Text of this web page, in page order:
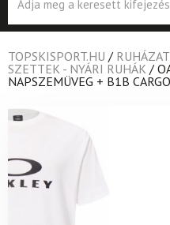
search
TOPSKISPORT.HU / RUHÁZAT
SZETTEK - NYÁRI RUHÁK /
NAPSZEMÜVEG + B1B